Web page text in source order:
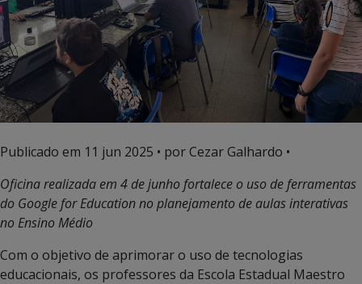
Publicado em 11 jun 2025 • por Cezar Galhardo •
Oficina realizada em 4 de junho fortalece o uso de ferramentas
do Google for Education no planejamento de aulas interativas
no Ensino Médio
Com o objetivo de aprimorar o uso de tecnologias
educacionais, os professores da Escola Estadual Maestro